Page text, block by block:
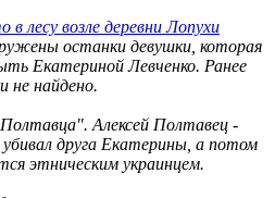
лесу возле деревни Лопухи
останки девушки, которая
Екатериной Левченко. Ранее
не найдено.
Алексей Полтавец -
друга Екатерины, а потом
этническим украинцем.